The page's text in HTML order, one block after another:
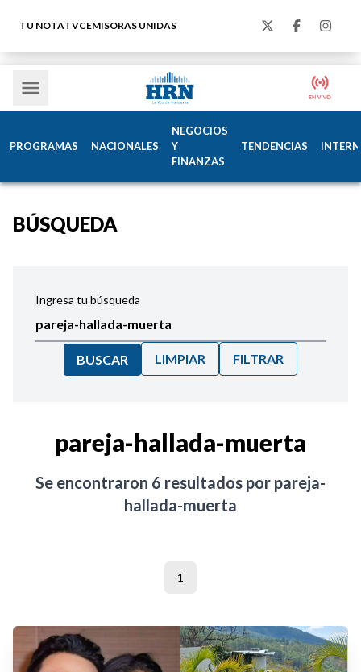
TU NOTATVCEMISORAS UNIDAS
PROGRAMAS NACIONALES
NEGOCIOS
Y
FINANZAS
TENDENCIAS
BÚSQUEDA
Ingresa tu búsqueda
BUSCAR LIMPIAR FILTRAR
pareja-hallada-muerta
Se encontraron 6 resultados por pareja-
hallada-muerta
1